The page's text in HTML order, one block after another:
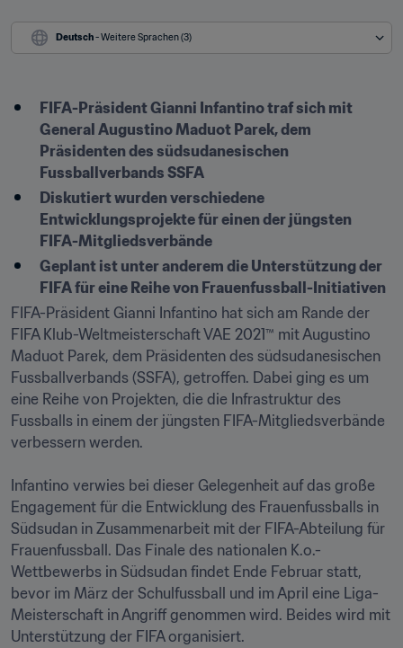
Deutsch - Weitere Sprachen (3)
FIFA-Präsident Gianni Infantino traf sich mit
General Augustino Maduot Parek, dem
Präsidenten des südsudanesischen
Fussballverbands SSFA
Diskutiert wurden verschiedene
Entwicklungsprojekte für einen der jüngsten
FIFA-Mitgliedsverbände
Geplant ist unter anderem die Unterstützung der
FIFA für eine Reihe von Frauenfussball-Initiativen
FIFA-Präsident Gianni Infantino hat sich am Rande der
FIFA Klub-Weltmeisterschaft VAE 2021™ mit Augustino
Maduot Parek, dem Präsidenten des südsudanesischen
Fussballverbands (SSFA), getroffen. Dabei ging es um
eine Reihe von Projekten, die die Infrastruktur des
Fussballs in einem der jüngsten FIFA-Mitgliedsverbände
verbessern werden.
Infantino verwies bei dieser Gelegenheit auf das große
Engagement für die Entwicklung des Frauenfussballs in
Südsudan in Zusammenarbeit mit der FIFA-Abteilung für
Frauenfussball. Das Finale des nationalen K.o.-
Wettbewerbs in Südsudan findet Ende Februar statt,
bevor im März der Schulfussball und im April eine Liga-
Meisterschaft in Angriff genommen wird. Beides wird mit
Unterstützung der FIFA organisiert.